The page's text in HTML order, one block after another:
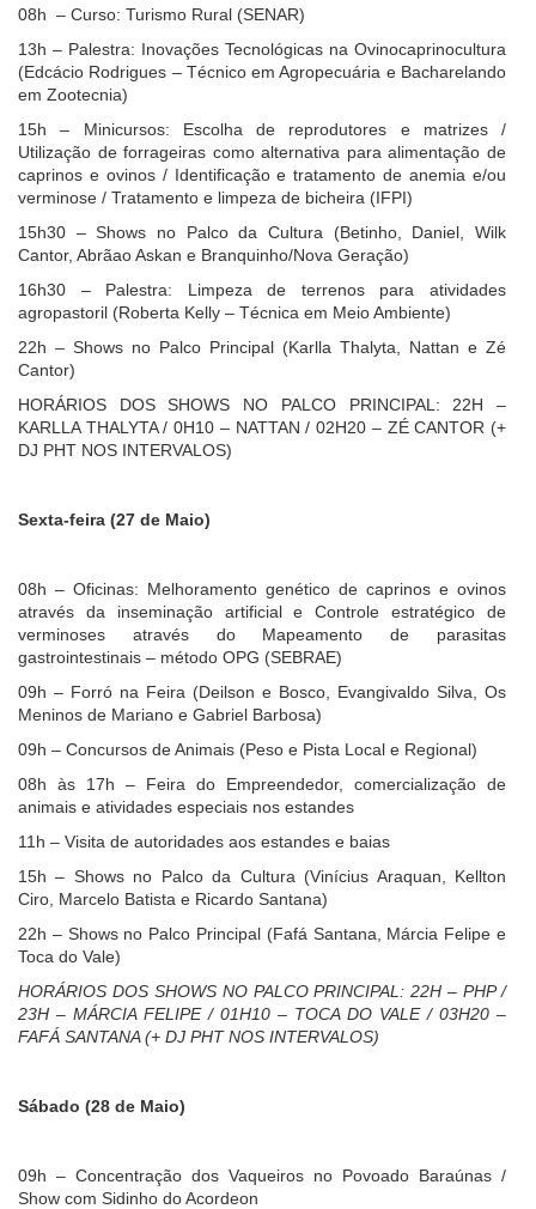
08h – Curso: Turismo Rural (SENAR)
13h – Palestra: Inovações Tecnológicas na Ovinocaprinocultura
(Edcácio Rodrigues – Técnico em Agropecuária e Bacharelando
em Zootecnia)
15h – Minicursos: Escolha de reprodutores e matrizes /
Utilização de forrageiras como alternativa para alimentação de
caprinos e ovinos / Identificação e tratamento de anemia e/ou
verminose / Tratamento e limpeza de bicheira (IFPI)
15h30 – Shows no Palco da Cultura (Betinho, Daniel, Wilk
Cantor, Abrãao Askan e Branquinho/Nova Geração)
16h30 – Palestra: Limpeza de terrenos para atividades
agropastoril (Roberta Kelly – Técnica em Meio Ambiente)
22h – Shows no Palco Principal (Karlla Thalyta, Nattan e Zé
Cantor)
HORÁRIOS DOS SHOWS NO PALCO PRINCIPAL: 22H –
KARLLA THALYTA / 0H10 – NATTAN / 02H20 – ZÉ CANTOR (+
DJ PHT NOS INTERVALOS)
Sexta-feira (27 de Maio)
08h – Oficinas: Melhoramento genético de caprinos e ovinos
através da inseminação artificial e Controle estratégico de
verminoses através do Mapeamento de parasitas
gastrointestinais – método OPG (SEBRAE)
09h – Forró na Feira (Deilson e Bosco, Evangivaldo Silva, Os
Meninos de Mariano e Gabriel Barbosa)
09h – Concursos de Animais (Peso e Pista Local e Regional)
08h às 17h – Feira do Empreendedor, comercialização de
animais e atividades especiais nos estandes
11h – Visita de autoridades aos estandes e baias
15h – Shows no Palco da Cultura (Vinícius Araquan, Kellton
Ciro, Marcelo Batista e Ricardo Santana)
22h – Shows no Palco Principal (Fafá Santana, Márcia Felipe e
Toca do Vale)
HORÁRIOS DOS SHOWS NO PALCO PRINCIPAL: 22H – PHP /
23H – MÁRCIA FELIPE / 01H10 – TOCA DO VALE / 03H20 –
FAFÁ SANTANA (+ DJ PHT NOS INTERVALOS)
Sábado (28 de Maio)
09h – Concentração dos Vaqueiros no Povoado Baraúnas /
Show com Sidinho do Acordeon